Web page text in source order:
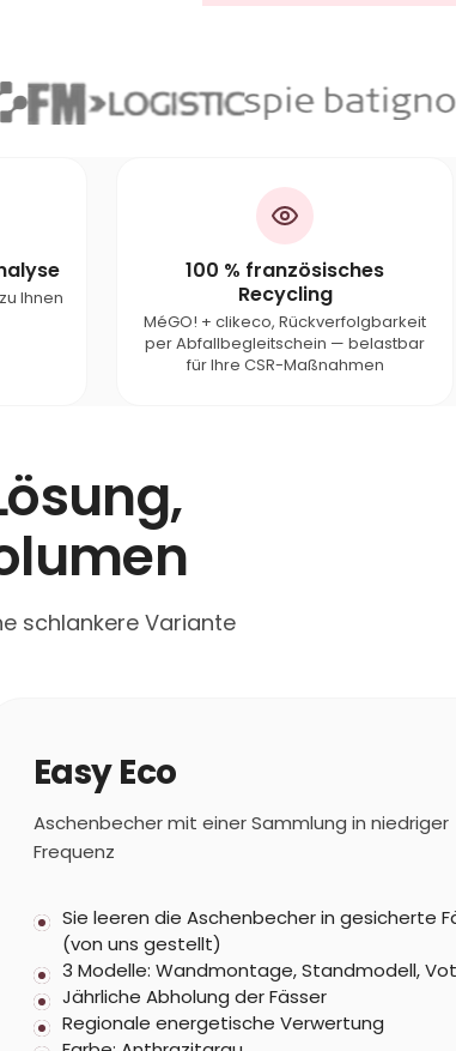
Ihnen
100 % französisches
Recycling
MéGO! + clikeco, Rückverfolgbarkeit
per Abfallbegleitschein — belastbar
fürIhre CSR-Maßnahmen
schlankere Variante
Easy Eco
Aschenbecher mit einer Sammlung in niedriger
Frequenz
Sie leeren die Aschenbecher in gesicherte
(von uns gestellt)
3 Modelle: Wandmontage, Standmodell,
Jährliche Abholung der Fässer
Regionale energetische Verwertung